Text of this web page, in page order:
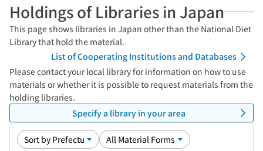
Holdings of Libraries in Japan
This page shows libraries in Japan other than the National Diet
Library that hold the material.
List of Cooperating Institutions and Databases
Please contact your local library for information on how to use
materials or whether it is possible to request materials from the
holding libraries.
Specify a library in your area